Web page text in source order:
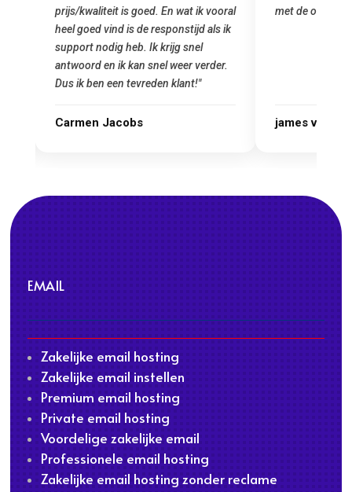
met de overstap!"
james van oranje
gemaakt. Top
Marcel Thijs
EMAIL
Zakelijke email hosting
Zakelijke email instellen
Premium email hosting
Private email hosting
Voordelige zakelijke email
Professionele email hosting
Zakelijke email hosting zonder reclame